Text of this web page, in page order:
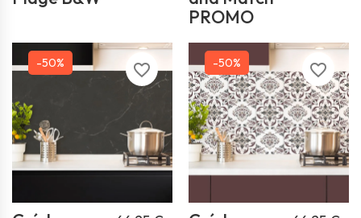
PROMO
favorite_border
-50% favorite_border
-50%